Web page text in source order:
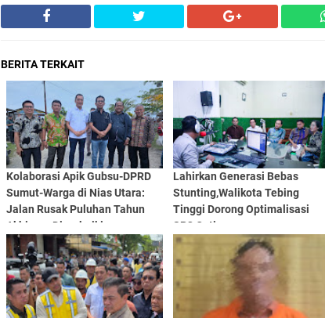
BERITA TERKAIT
Kolaborasi Apik Gubsu-DPRD
Sumut-Warga di Nias Utara:
Jalan Rusak Puluhan Tahun
Akhirnya Diperbaiki
Lahirkan Generasi Bebas
Stunting,Walikota Tebing
Tinggi Dorong Optimalisasi
SP3 Catin